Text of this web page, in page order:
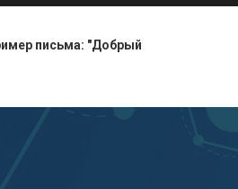
письма: "Добрый